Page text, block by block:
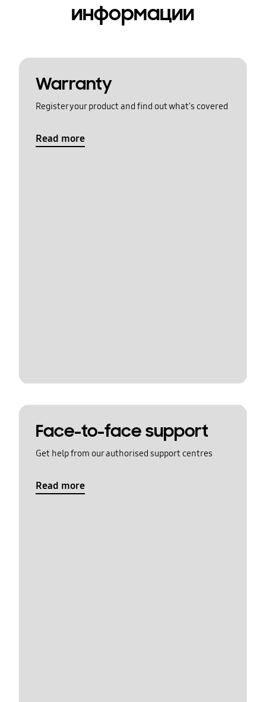
информации
Warranty
Register your product and find out what's covered
Read more
Face-to-face support
Get help from our authorised support centres
Read more